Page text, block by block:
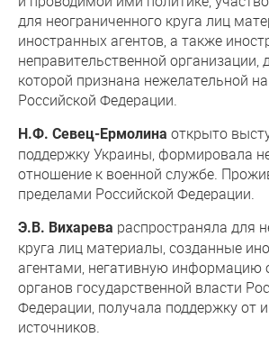
для неограниченного круга лиц
иностранных агентов, а также
неправительственной организации,
которой признана нежелательной
Российской Федерации.
Н.Ф. Севец-Ермолина открыто
поддержку Украины, формировала
отношение к военной службе.
пределами Российской Федерации.
Э.В. Вихарева распространяла для
круга лиц материалы, созданные
агентами, негативную информацию
органов государственной власти
Федерации, получала поддержку от
источников.